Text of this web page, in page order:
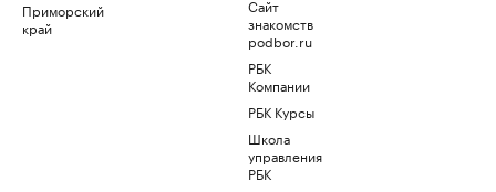
Приморский
край
Сайт
знакомств
podbor.ru
РБК
Компании
РБК Курсы
Школа
управления
РБК